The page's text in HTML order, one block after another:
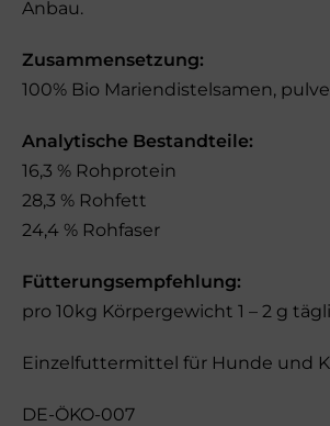
Anbau.
Zusammensetzung:
100% Bio Mariendistelsamen,
Analytische Bestandteile:
16,3 % Rohprotein
28,3 % Rohfett
24,4 % Rohfaser
Fütterungsempfehlung:
pro 10kg Körpergewicht 1 – 2 g
Einzelfuttermittel für Hunde und
DE-ÖKO-007